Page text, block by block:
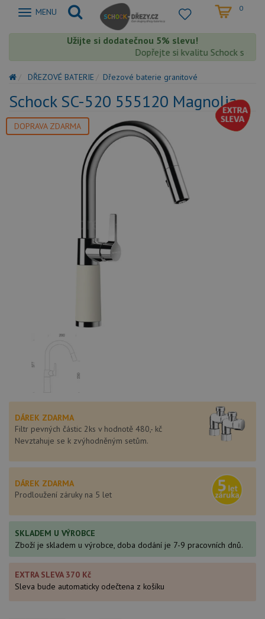
Zobrazit
MENU 0
Užijte si dodatečnou 5% slevu!
Dopřejte si kvalitu Schock s
DŘEZOVÉ BATERIE Dřezové baterie granitové
Schock SC-520 555120 Magnolia
DOPRAVA ZDARMA
DÁREK ZDARMA
Filtr pevných částic 2ks v hodnotě 480,- kč
Nevztahuje se k zvýhodněným setům.
DÁREK ZDARMA
Prodloužení záruky na 5 let
SKLADEM U VÝROBCE
Zboží je skladem u výrobce, doba dodání je 7-9 pracovních dnů.
EXTRA SLEVA 370 Kč
Sleva bude automaticky odečtena z košíku